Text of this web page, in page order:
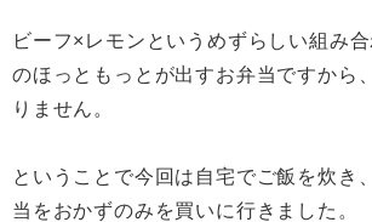
ビーフ×レモンというめずらしい組み
のほっともっとが出すお弁当ですから
りません。
ということで今回は自宅でご飯を炊き
当をおかずのみを買いに行きました。